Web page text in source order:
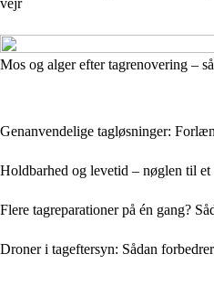
vejr
Mos og alger efter tagrenovering –
Genanvendelige tagløsninger:
Holdbarhed og levetid – nøglen til
Flere tagreparationer på én gang?
Droner i tageftersyn: Sådan